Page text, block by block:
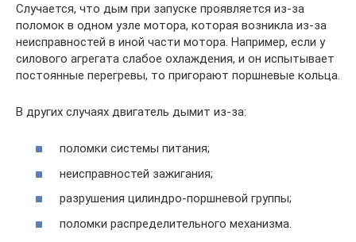
Случается, что дым при запуске проявляется из-за
поломок в одном узле мотора, которая возникла из-за
неисправностей в иной части мотора. Например, если у
силового агрегата слабое охлаждения, и он испытывает
постоянные перегревы, то пригорают поршневые кольца.
В других случаях двигатель дымит из-за:
поломки системы питания;
неисправностей зажигания;
разрушения цилиндро-поршневой группы;
поломки распределительного механизма.